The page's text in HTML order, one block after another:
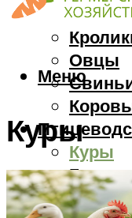
Кони
Овцы
Куры
Гуси
Меню
Куры